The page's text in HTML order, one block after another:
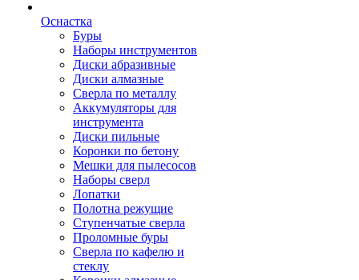
Оснастка
Буры
Наборы инструментов
Диски абразивные
Диски алмазные
Сверла по металлу
Аккумуляторы для
инструмента
Диски пильные
Коронки по бетону
Мешки для пылесосов
Наборы сверл
Лопатки
Полотна режущие
Ступенчатые сверла
Проломные буры
Сверла по кафелю и
стеклу